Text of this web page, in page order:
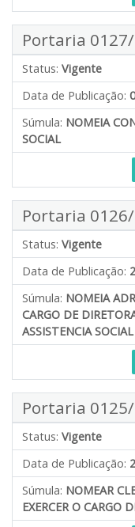
Portaria
Status: Vigente
Data de Publicação:
Súmula: NOMEIA
SOCIAL
Portaria
Status: Vigente
Data de Publicação:
Súmula: NOMEIA
CARGO DE
ASSISTENCIA SOCIAL
Portaria
Status: Vigente
Data de Publicação:
Súmula: NOMEAR
EXERCER O CARGO